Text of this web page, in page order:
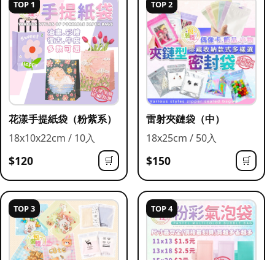
TOP 1
花漾手提紙袋（粉紫系）
18x10x22cm / 10入
$120 🛒
TOP 2
雷射夾鏈袋（中）
18x25cm / 50入
$150 🛒
TOP 3 TOP 4